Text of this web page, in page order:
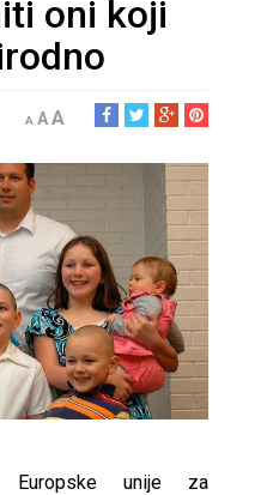
oni koji
A AA
Europske unije za